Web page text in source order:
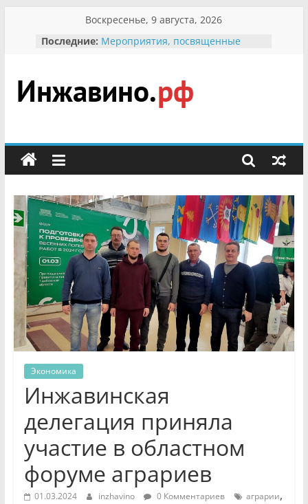
содержимому
Воскресенье, 9 августа, 2026
Последние: Мероприятия, посвященные
гражданин Инжавинского округа»
участнице Великой
Отечественной, фронтовичке
Безопасность в сети Интернет
мероприятии «Сохраним
первоцветы!»
В вольере Воронинского
заповедника родились крапчатые
суслики
Инжавино.рф
сельский
портал
Экономика
Инжавинская
делегация приняла
участие в областном
форуме аграриев
01.03.2024 inzhavino 0 Комментариев аграрии,